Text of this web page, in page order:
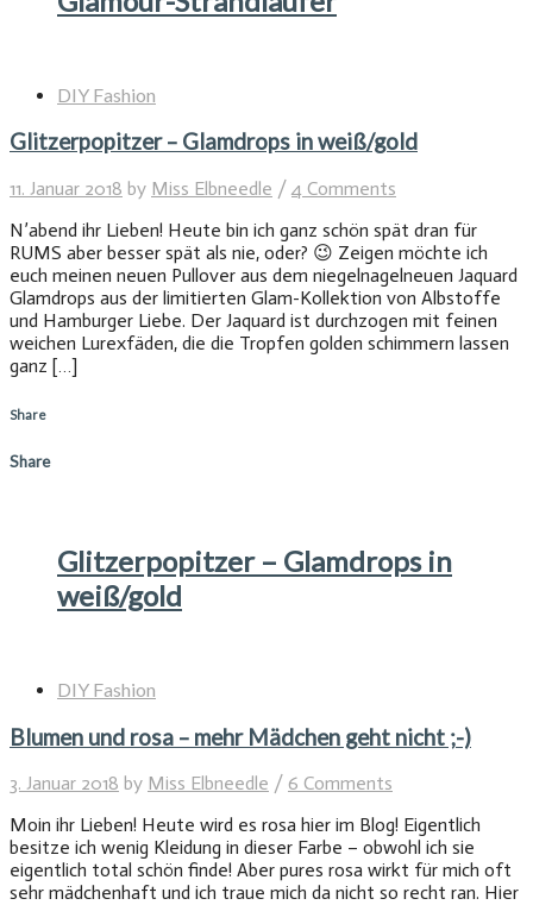
DIY Fashion
Glitzerpopitzer – Glamdrops in weiß/gold
11. Januar 2018 by Miss Elbneedle / 4 Comments
N’abend ihr Lieben! Heute bin ich ganz schön spät dran für
RUMS aber besser spät als nie, oder? 😉 Zeigen möchte ich
euch meinen neuen Pullover aus dem niegelnagelneuen Jaquard
Glamdrops aus der limitierten Glam-Kollektion von Albstoffe
und Hamburger Liebe. Der Jaquard ist durchzogen mit feinen
weichen Lurexfäden, die die Tropfen golden schimmern lassen
ganz […]
Share
Share
Glitzerpopitzer – Glamdrops in
weiß/gold
DIY Fashion
Blumen und rosa – mehr Mädchen geht nicht ;-)
3. Januar 2018 by Miss Elbneedle / 6 Comments
Moin ihr Lieben! Heute wird es rosa hier im Blog! Eigentlich
besitze ich wenig Kleidung in dieser Farbe – obwohl ich sie
eigentlich total schön finde! Aber pures rosa wirkt für mich oft
sehr mädchenhaft und ich traue mich da nicht so recht ran. Hier